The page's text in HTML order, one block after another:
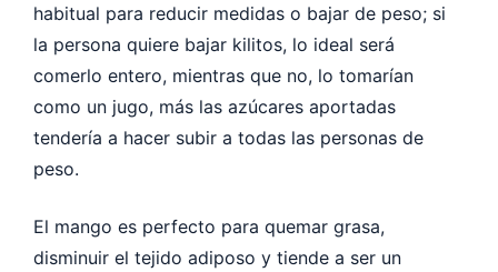
habitual para reducir medidas o bajar de peso; si
la persona quiere bajar kilitos, lo ideal será
comerlo entero, mientras que no, lo tomarían
como un jugo, más las azúcares aportadas
tendería a hacer subir a todas las personas de
peso.
El mango es perfecto para quemar grasa,
disminuir el tejido adiposo y tiende a ser un